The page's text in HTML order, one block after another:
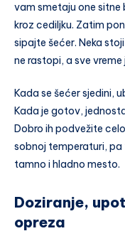
vam smetaju one
kroz cediljku. Zatim
sipajte šećer. Neka
ne rastopi, a sve
Kada se šećer sjedini,
Kada je gotov,
Dobro ih podvežite
sobnoj temperaturi,
tamno i hladno mesto.
Doziranje,
opreza